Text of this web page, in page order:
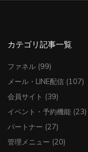
カテゴリ記事一覧
ファネル (99)
メール・LINE配信 (107)
会員サイト (39)
イベント・予約機能 (23)
パートナー (27)
管理メニュー (20)